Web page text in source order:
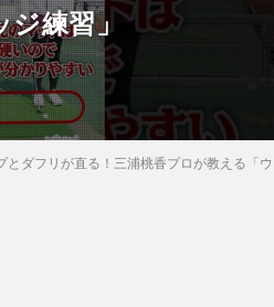
ジ練習」
とダフリが直る！三浦桃香プロが教える「